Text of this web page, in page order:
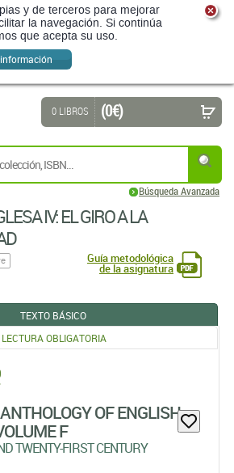
y de terceros para mejorar
la navegación. Si continúa
que acepta su uso.
Búsqueda Avanzada
0 LIBROS (0 €)
IV: EL GIRO A LA
Guía metodológica
de la asignatura
TEXTO BÁSICO
LECTURA OBLIGATORIA
OF ENGLISH
F
TWENTY-FIRST CENTURY